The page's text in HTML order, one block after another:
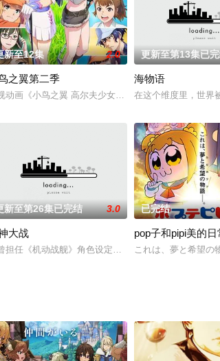
我发现了军人的挚爱——麻子是一位子爵的女儿，但
个儿子之间为他的将军之位选一名继承人。难以决
新至12集 2.0
之翼第二季
动画《小鸟之翼 高尔夫少女》（BIRDIE WING –Golf
更新至第13集已
海物语
在这个维度里，世界
静音（井口裕香 配音）邂逅伽蓝之堂的黑桐干也（
新至第26集已完结 3.0
大战
担任《机动战舰》角色设定而闻名的后藤圭二担当监
已完结
pop子和pipi美的
これは、夢と希望の